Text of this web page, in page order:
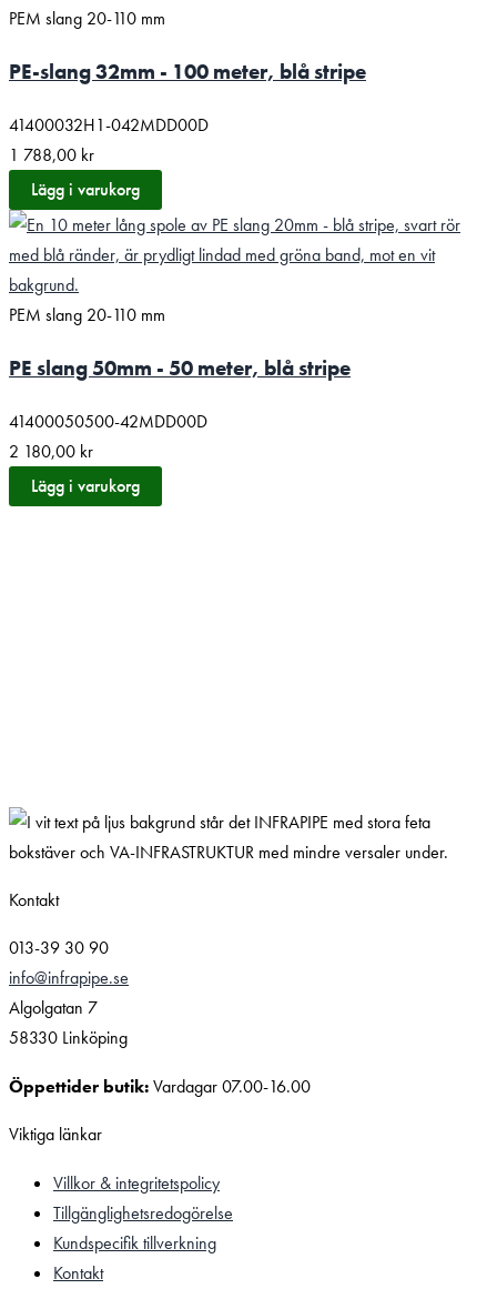
PEM slang 20-110 mm
PE-slang 32mm - 100 meter, blå stripe
41400032H1-042MDD00D
1 788,00 kr
Lägg i varukorg
PEM slang 20-110 mm
PE slang 50mm - 50 meter, blå stripe
41400050500-42MDD00D
2 180,00 kr
Lägg i varukorg
Kontakt
013-39 30 90
info@infrapipe.se
Algolgatan 7
58330 Linköping
Öppettider butik:Vardagar 07.00-16.00
Viktiga länkar
Villkor & integritetspolicy
Tillgänglighetsredogörelse
Kundspecifik tillverkning
Kontakt